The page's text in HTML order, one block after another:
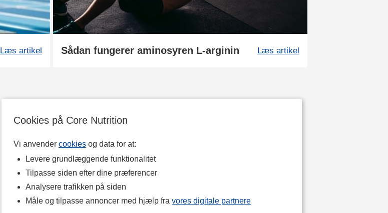
Cookies på Core Nutrition
Vi anvender cookies og data for at:
Levere grundlæggende funktionalitet
Tilpasse siden efter dine præferencer
Analysere trafikken på siden
Måle og tilpasse annoncer med hjælp fra vores digitale partnere
Læs artikel Sådan fungerer aminosyren L-arginin Læs artikel